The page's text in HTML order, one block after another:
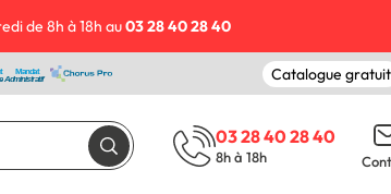
de 8h à 18h au03 28 40 28 40
Catalogue gratuit
03 28 40 28 40
8h à 18h